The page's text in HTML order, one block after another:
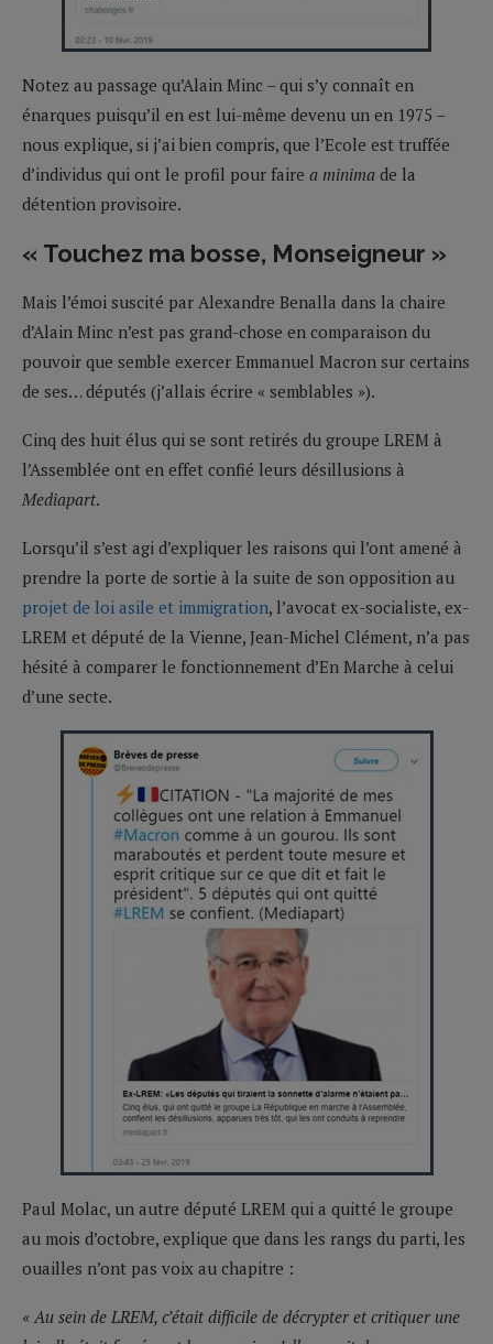
Notez au passage qu’Alain Minc – qui s’y connaît en
énarques puisqu’il en est lui-même devenu un en 1975 –
nous explique, si j’ai bien compris, que l’Ecole est truffée
d’individus qui ont le profil pour faire a minima de la
détention provisoire.
« Touchez ma bosse, Monseigneur »
Mais l’émoi suscité par Alexandre Benalla dans la chaire
d’Alain Minc n’est pas grand-chose en comparaison du
pouvoir que semble exercer Emmanuel Macron sur certains
de ses… députés (j’allais écrire « semblables »).
Cinq des huit élus qui se sont retirés du groupe LREM à
l’Assemblée ont en effet confié leurs désillusions à
Mediapart.
Lorsqu’il s’est agi d’expliquer les raisons qui l’ont amené à
prendre la porte de sortie à la suite de son opposition au
projet de loi asile et immigration, l’avocat ex-socialiste, ex-
LREM et député de la Vienne, Jean-Michel Clément, n’a pas
hésité à comparer le fonctionnement d’En Marche à celui
d’une secte.
Paul Molac, un autre député LREM qui a quitté le groupe
au mois d’octobre, explique que dans les rangs du parti, les
ouailles n’ont pas voix au chapitre :
« Au sein de LREM, c’était difficile de décrypter et critiquer une